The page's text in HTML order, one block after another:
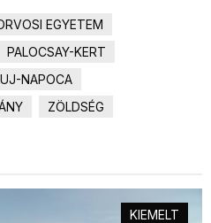
EGYETEM
PALOCSAY-KERT
NAPOCA
ZÖLDSÉG
KIEMELT